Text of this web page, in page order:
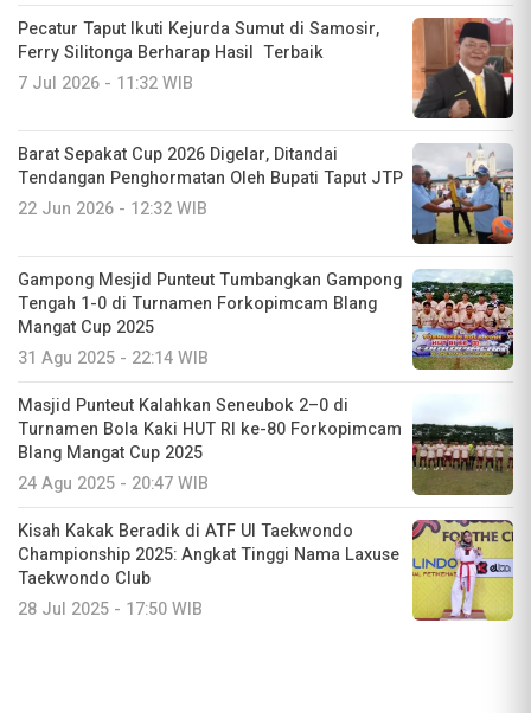
Pecatur Taput Ikuti Kejurda Sumut di Samosir,
Ferry Silitonga Berharap Hasil Terbaik
7 Jul 2026 - 11:32 WIB
Barat Sepakat Cup 2026 Digelar, Ditandai
Tendangan Penghormatan Oleh Bupati Taput JTP
22 Jun 2026 - 12:32 WIB
Gampong Mesjid Punteut Tumbangkan Gampong
Tengah 1-0 di Turnamen Forkopimcam Blang
Mangat Cup 2025
31 Agu 2025 - 22:14 WIB
Masjid Punteut Kalahkan Seneubok 2–0 di
Turnamen Bola Kaki HUT RI ke-80 Forkopimcam
Blang Mangat Cup 2025
24 Agu 2025 - 20:47 WIB
Kisah Kakak Beradik di ATF UI Taekwondo
Championship 2025: Angkat Tinggi Nama Laxuse
Taekwondo Club
28 Jul 2025 - 17:50 WIB